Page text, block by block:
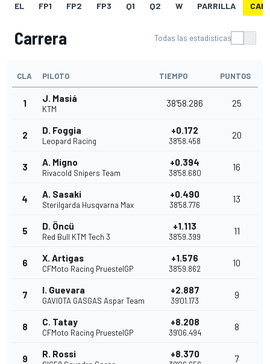
EL FP1 FP2 FP3 Q1 Q2 W PARRILLA
Carrera Todas las estadísticas
CLA PILOTO TIEMPO PUNTOS
1 J. Masiá
KTM
38'58.286 25
2 D. Foggia
Leopard Racing
+0.172
38'58.458
20
3 A. Migno
Rivacold Snipers Team
+0.394
38'58.680
16
4 A. Sasaki
Sterilgarda Husqvarna Max
+0.490
38'58.776
13
5 D. Öncü
Red Bull KTM Tech 3
+1.113
38'59.399
11
6 X. Artigas
CFMoto Racing PruestelGP
+1.576
38'59.862
10
7 I. Guevara
GAVIOTA GASGAS Aspar Team
+2.887
39'01.173
9
8 C. Tatay
CFMoto Racing PruestelGP
+8.208
39'06.494
8
9 R. Rossi +8.370 7